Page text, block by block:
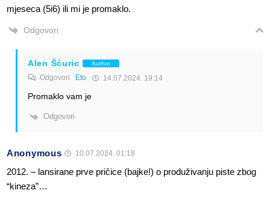
mjeseca (5i6) ili mi je promaklo.
Odgovori
Alen Šćuric Author
Odgovori Eto 14.07.2024. 19:14
Promaklo vam je
Odgovori
Anonymous 10.07.2024. 01:18
2012. – lansirane prve pričice (bajke!) o produživanju piste zbog
“kineza”…